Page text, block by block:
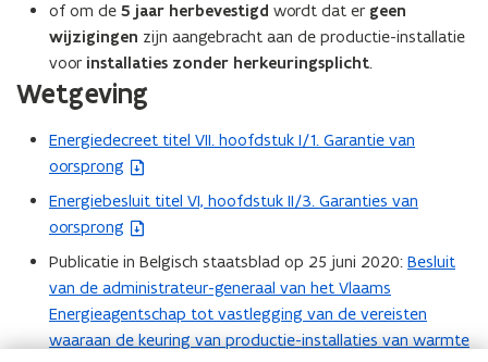
of om de 5 jaar herbevestigd wordt dat er geen
wijzigingen zijn aangebracht aan de productie-installatie
voor installaties zonder herkeuringsplicht.
Wetgeving
Energiedecreet titel VII. hoofdstuk I/1. Garantie van
oorsprong
(
b
e
s
a
n
d
o
Energiebesluit titel VI, hoofdstuk II/3. Garanties van
oorsprong
(
b
e
s
t
a
Publicatie in Belgisch staatsblad op 25 juni 2020: Besluit
van de administrateur-generaal van het Vlaams
Energieagentschap tot vastlegging van de vereisten
waaraan de keuring van productie-installaties van warmte
(
D
F